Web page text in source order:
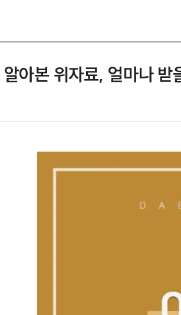
아본 위자료, 얼마나 받